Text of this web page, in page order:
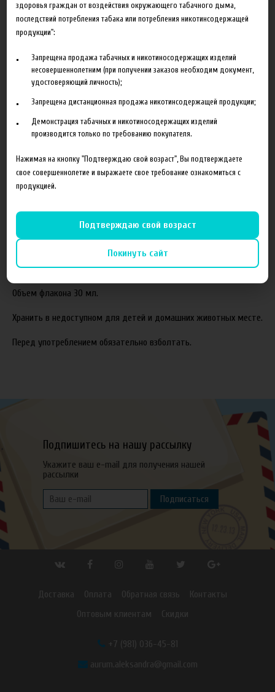
Добавить в сравнение
Описание Характеристики Отзывы
Состав готовой жидкости:
Пропиленгликоль(PG)
Растительный глицерин(VG)
Соотношение компонентов,%:70VG/30PG.
Жидкость производится с использованием американских
ароматизаторов TPA и Capella.
Объем флакона 30 мл.
Хранить в недоступном для детей и домашних животных месте.
Перед употреблением обязательно взболтать.
Подпишитесь на нашу рассылку
Укажите ваш e-mail для получения нашей
рассылки
Подписаться
Доставка Оплата Обратная связь
Контакты
Оптовым клиентам
Скидки
+7 (981) 036-45-81
aurum.aleksandra@gmail.com
здоровья граждан от воздействия окружающего табачного дыма,
последствий потребления табака или потребления никотинсодержащей
продукции":
Запрещена продажа табачных и никотиносодержащих изделий
несовершеннолетним (при получении заказов необходим документ,
удостоверяющий личность);
Запрещена дистанционная продажа никотинсодержащей продукции;
Демонстрация табачных и никотиносодержащих изделий
производится только по требованию покупателя.
Нажимая на кнопку "Подтверждаю свой возраст", Вы подтверждаете
свое совершеннолетие и выражаете свое требование ознакомиться с
продукцией.
Подтверждаю свой возраст
Покинуть сайт